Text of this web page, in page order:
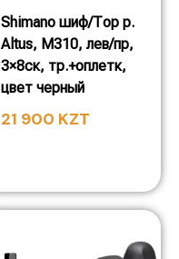
Shimano шиф/Тор р.
Altus, M310, лев/пр,
3×8ск, тр.+оплетк,
цвет черный
21 900 KZT